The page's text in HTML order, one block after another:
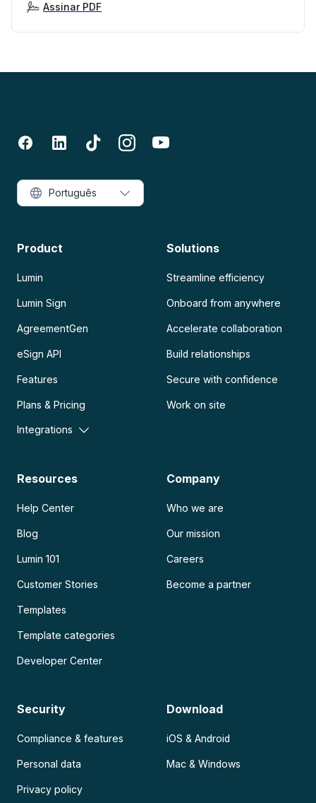
Assinar PDF
Product
Lumin
Lumin Sign
AgreementGen
eSign API
Features
Plans & Pricing
Integrations
Solutions
Streamline efficiency
Onboard from anywhere
Accelerate collaboration
Build relationships
Secure with confidence
Work on site
Resources
Help Center
Blog
Lumin 101
Customer Stories
Templates
Template categories
Developer Center
Company
Who we are
Our mission
Careers
Become a partner
Security
Compliance & features
Personal data
Privacy policy
Download
iOS & Android
Mac & Windows
Português